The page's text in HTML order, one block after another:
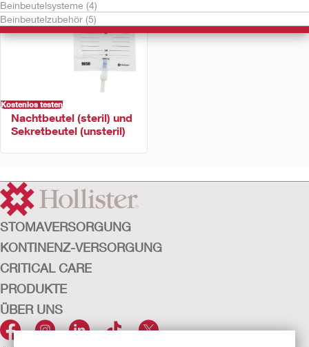
Beinbeutelsysteme (4)
Beinbeutelzubehör (5)
Kostenlos testen
Nachtbeutel (steril) und
Sekretbeutel (unsteril)
STOMAVERSORGUNG
KONTINENZ-VERSORGUNG
CRITICAL CARE
PRODUKTE
ÜBER UNS